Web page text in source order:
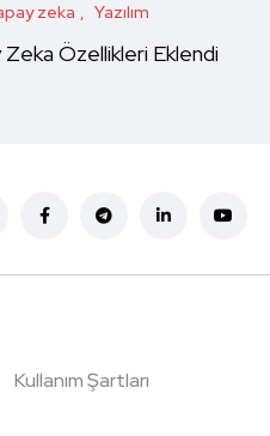
zeka Yazılım
Özellikleri Eklendi
Kullanım Şartları